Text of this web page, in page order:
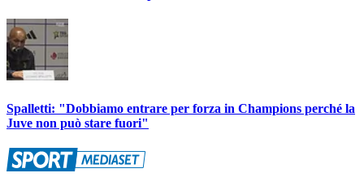
Spalletti: "Dobbiamo entrare per forza in Champions perché la
Juve non può stare fuori"